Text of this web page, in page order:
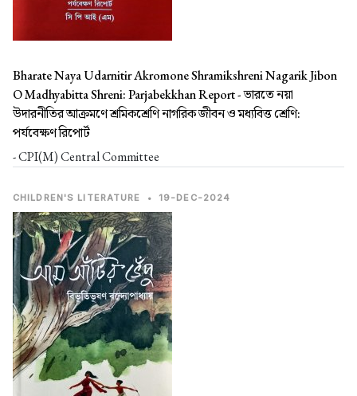
Bharate Naya Udarnitir Akromone Shramikshreni Nagarik Jibon
O Madhyabitta Shreni: Parjabekkhan Report -ভারতে নয়া
উদারনীতির আক্রমণে শ্রমিকশ্রেণি নাগরিক জীবন ও মধ্যবিত্ত শ্রেণি:
পর্যবেক্ষণ রিপোর্ট
- CPI(M) Central Committee
CHILDREN'S LITERATURE • 19-DEC-2024